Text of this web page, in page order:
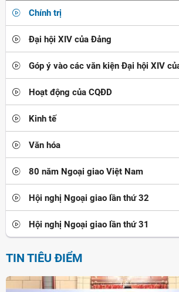
Chính trị
Đại hội XIV của Đảng
Góp ý vào các văn kiện Đại hội XIV
Hoạt động của CQĐD
Kinh tế
Văn hóa
80 năm Ngoại giao Việt Nam
Hội nghị Ngoại giao lần thứ 32
Hội nghị Ngoại giao lần thứ 31
TIN TIÊU ĐIỂM